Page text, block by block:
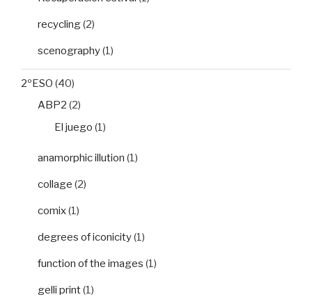
recycling(2)
scenography(1)
2ºESO (40)
ABP2 (2)
El juego (1)
anamorphic illution (1)
collage (2)
comix(1)
degrees of iconicity(1)
function of the images (1)
gelli print(1)